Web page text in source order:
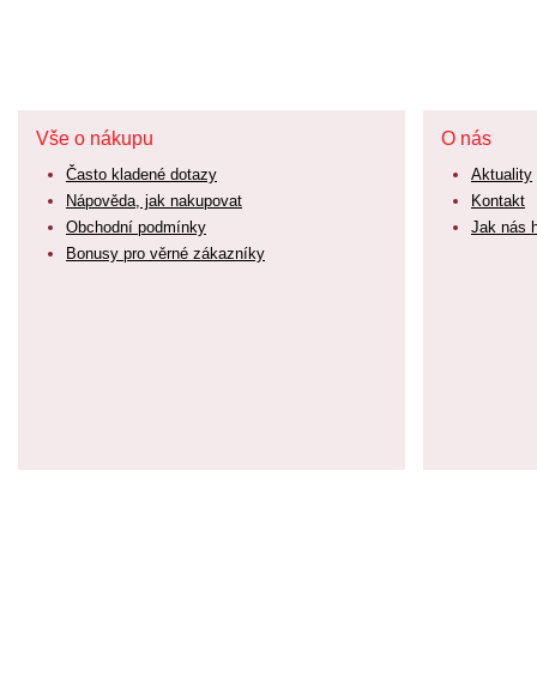
Vše o nákupu
Často kladené dotazy
Nápověda, jak nakupovat
Obchodní podmínky
Bonusy pro věrné zákazníky
O nás
Aktuality
Kontakt
Jak nás